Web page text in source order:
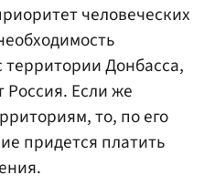
человеческих
Донбасса,
Россия. Если же
то, по его
придется платить